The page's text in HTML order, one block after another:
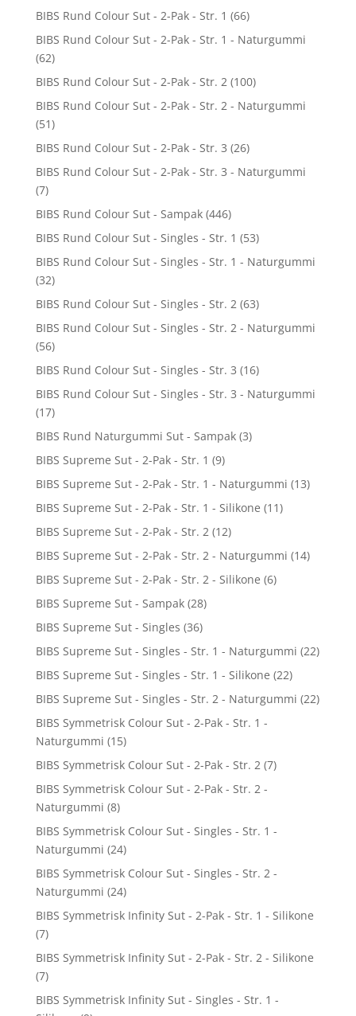
BIBS Rund Colour Sut - 2-Pak - Str. 1 (66)
BIBS Rund Colour Sut - 2-Pak - Str. 1 - Naturgummi
(62)
BIBS Rund Colour Sut - 2-Pak - Str. 2 (100)
BIBS Rund Colour Sut - 2-Pak - Str. 2 - Naturgummi
(51)
BIBS Rund Colour Sut - 2-Pak - Str. 3 (26)
BIBS Rund Colour Sut - 2-Pak - Str. 3 - Naturgummi
(7)
BIBS Rund Colour Sut - Sampak (446)
BIBS Rund Colour Sut - Singles - Str. 1 (53)
BIBS Rund Colour Sut - Singles - Str. 1 - Naturgummi
(32)
BIBS Rund Colour Sut - Singles - Str. 2 (63)
BIBS Rund Colour Sut - Singles - Str. 2 - Naturgummi
(56)
BIBS Rund Colour Sut - Singles - Str. 3 (16)
BIBS Rund Colour Sut - Singles - Str. 3 - Naturgummi
(17)
BIBS Rund Naturgummi Sut - Sampak (3)
BIBS Supreme Sut - 2-Pak - Str. 1 (9)
BIBS Supreme Sut - 2-Pak - Str. 1 - Naturgummi (13)
BIBS Supreme Sut - 2-Pak - Str. 1 - Silikone (11)
BIBS Supreme Sut - 2-Pak - Str. 2 (12)
BIBS Supreme Sut - 2-Pak - Str. 2 - Naturgummi (14)
BIBS Supreme Sut - 2-Pak - Str. 2 - Silikone (6)
BIBS Supreme Sut - Sampak (28)
BIBS Supreme Sut - Singles (36)
BIBS Supreme Sut - Singles - Str. 1 - Naturgummi (22)
BIBS Supreme Sut - Singles - Str. 1 - Silikone (22)
BIBS Supreme Sut - Singles - Str. 2 - Naturgummi (22)
BIBS Symmetrisk Colour Sut - 2-Pak - Str. 1 -
Naturgummi (15)
BIBS Symmetrisk Colour Sut - 2-Pak - Str. 2 (7)
BIBS Symmetrisk Colour Sut - 2-Pak - Str. 2 -
Naturgummi (8)
BIBS Symmetrisk Colour Sut - Singles - Str. 1 -
Naturgummi (24)
BIBS Symmetrisk Colour Sut - Singles - Str. 2 -
Naturgummi (24)
BIBS Symmetrisk Infinity Sut - 2-Pak - Str. 1 - Silikone
(7)
BIBS Symmetrisk Infinity Sut - 2-Pak - Str. 2 - Silikone
(7)
BIBS Symmetrisk Infinity Sut - Singles - Str. 1 -